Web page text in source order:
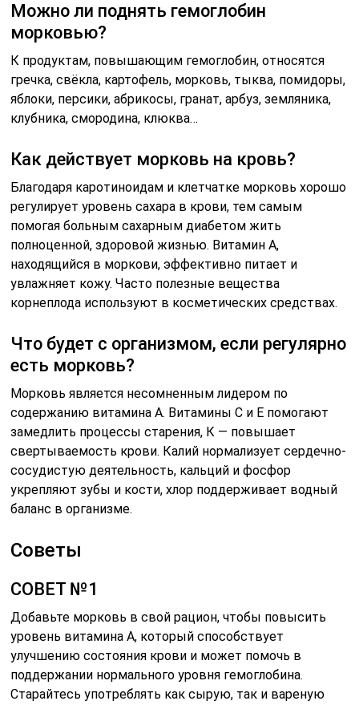
Можно ли поднять гемоглобин
морковью?
К продуктам, повышающим гемоглобин, относятся
гречка, свёкла, картофель, морковь, тыква, помидоры,
яблоки, персики, абрикосы, гранат, арбуз, земляника,
клубника, смородина, клюква…
Как действует морковь на кровь?
Благодаря каротиноидам и клетчатке морковь хорошо
регулирует уровень сахара в крови, тем самым
помогая больным сахарным диабетом жить
полноценной, здоровой жизнью. Витамин А,
находящийся в моркови, эффективно питает и
увлажняет кожу. Часто полезные вещества
корнеплода используют в косметических средствах.
Что будет с организмом, если регулярно
есть морковь?
Морковь является несомненным лидером по
содержанию витамина А. Витамины С и Е помогают
замедлить процессы старения, К — повышает
свертываемость крови. Калий нормализует сердечно-
сосудистую деятельность, кальций и фосфор
укрепляют зубы и кости, хлор поддерживает водный
баланс в организме.
Советы
СОВЕТ №1
Добавьте морковь в свой рацион, чтобы повысить
уровень витамина А, который способствует
улучшению состояния крови и может помочь в
поддержании нормального уровня гемоглобина.
Старайтесь употреблять как сырую, так и вареную